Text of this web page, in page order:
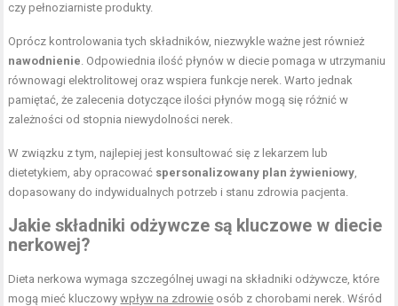
czy pełnoziarniste produkty.
Oprócz kontrolowania tych składników, niezwykle ważne jest również
nawodnienie. Odpowiednia ilość płynów w diecie pomaga w utrzymaniu
równowagi elektrolitowej oraz wspiera funkcje nerek. Warto jednak
pamiętać, że zalecenia dotyczące ilości płynów mogą się różnić w
zależności od stopnia niewydolności nerek.
W związku z tym, najlepiej jest konsultować się z lekarzem lub
dietetykiem, aby opracować spersonalizowany plan żywieniowy,
dopasowany do indywidualnych potrzeb i stanu zdrowia pacjenta.
Jakie składniki odżywcze są kluczowe w diecie
nerkowej?
Dieta nerkowa wymaga szczególnej uwagi na składniki odżywcze, które
mogą mieć kluczowywpływ na zdrowie osób z chorobami nerek. Wśród